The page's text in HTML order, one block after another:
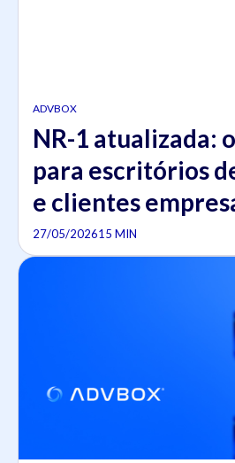
ADVBOX
NR-1 atualizada:
para escritórios
e clientes
27/05/202615 MIN